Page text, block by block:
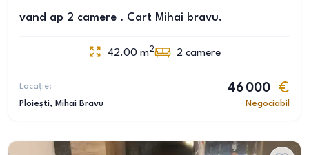
vand ap 2 camere . Cart Mihai bravu.
42.00 m2 2 camere
Locație:
Ploiești, Mihai Bravu
46 000
Negociabil